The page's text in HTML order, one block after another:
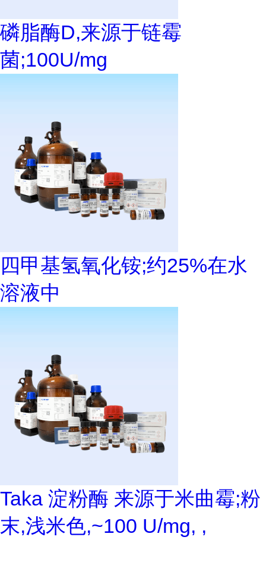
磷脂酶D,来源于链霉
菌;100U/mg
四甲基氢氧化铵;约25%在水
溶液中
Taka 淀粉酶 来源于米曲霉;粉
末,浅米色,~100 U/mg, ,